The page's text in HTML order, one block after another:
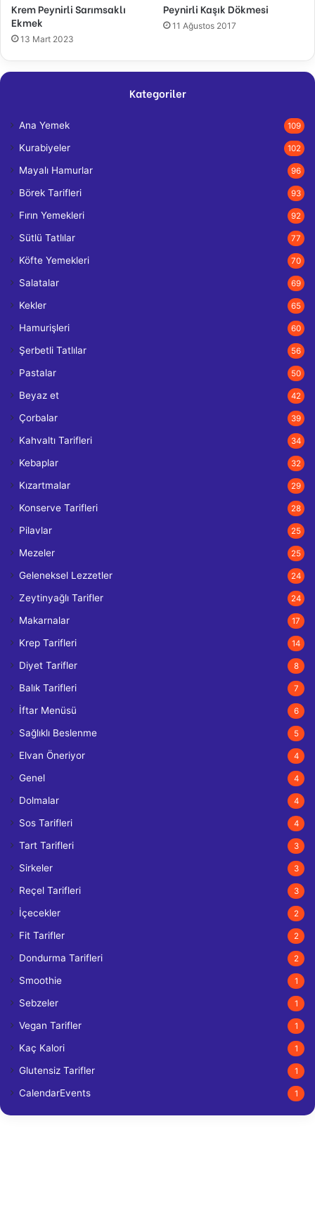
Krem Peynirli Sarımsaklı
Ekmek
13 Mart 2023
Peynirli Kaşık Dökmesi
11 Ağustos 2017
Kategoriler
Ana Yemek 109
Kurabiyeler 102
Mayalı Hamurlar 96
Börek Tarifleri 93
Fırın Yemekleri 92
Sütlü Tatlılar 77
Köfte Yemekleri 70
Salatalar 69
Kekler 65
Hamurişleri 60
Şerbetli Tatlılar 56
Pastalar 50
Beyaz et 42
Çorbalar 39
Kahvaltı Tarifleri 34
Kebaplar 32
Kızartmalar 29
Konserve Tarifleri 28
Pilavlar 25
Mezeler 25
Geleneksel Lezzetler 24
Zeytinyağlı Tarifler 24
Makarnalar 17
Krep Tarifleri 14
Diyet Tarifler 8
Balık Tarifleri 7
İftar Menüsü 6
Sağlıklı Beslenme 5
Elvan Öneriyor 4
Genel 4
Dolmalar 4
Sos Tarifleri 4
Tart Tarifleri 3
Sirkeler 3
Reçel Tarifleri 3
İçecekler 2
Fit Tarifler 2
Dondurma Tarifleri 2
Smoothie 1
Sebzeler 1
Vegan Tarifler 1
Kaç Kalori 1
Glutensiz Tarifler 1
CalendarEvents 1